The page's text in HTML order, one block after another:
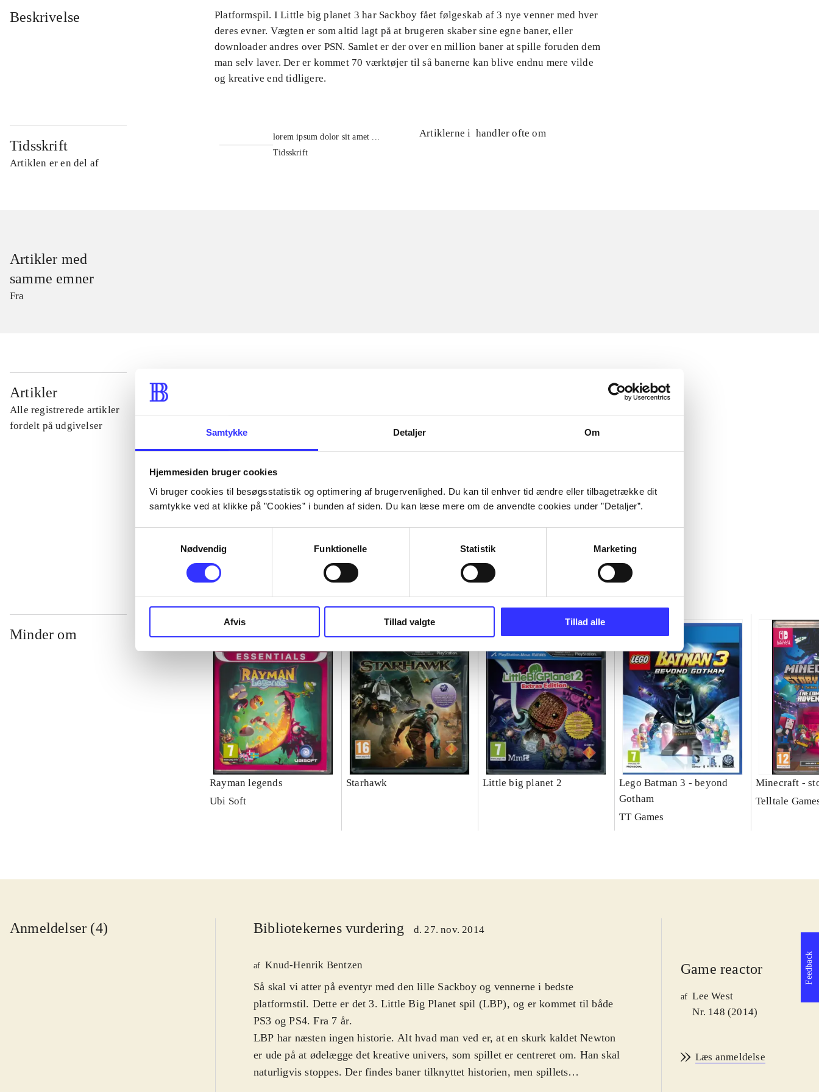
Samtykke Detaljer Om
Hjemmesiden bruger cookies
Vi bruger cookies til besøgsstatistik og optimering af brugervenlighed. Du kan til enhver tid ændre eller tilbagetrække dit
samtykke ved at klikke på ”Cookies” i bunden af siden. Du kan læse mere om de anvendte cookies under ”Detaljer”.
Nødvendig
Funktionelle Statistik Marketing
Afvis Tillad valgte Tillad alle
Beskrivelse
Platformspil. I Little big planet 3 har Sackboy fået følgeskab af 3 nye venner med hver
deres evner. Vægten er som altid lagt på at brugeren skaber sine egne baner, eller
downloader andres over PSN. Samlet er der over en million baner at spille foruden dem
man selv laver. Der er kommet 70 værktøjer til så banerne kan blive endnu mere vilde
og kreative end tidligere.
Tidsskrift
Artiklen er en del af
lorem ipsum dolor sit amet ...
Tidsskrift
Artiklerne i handler ofte om
Artikler med
samme emner
Fra
Artikler
Alle registrerede artikler
fordelt på udgivelser
...
Minder om
Rayman legends
Ubi Soft
Starhawk Little big planet 2
Lego Batman 3 - beyond
Gotham
TT Games
Minecraft -
Telltale
Anmeldelser (4) Bibliotekernes vurdering d. 27. nov. 2014
af Knud-Henrik Bentzen
Så skal vi atter på eventyr med den lille Sackboy og vennerne i bedste
platformstil. Dette er det 3. Little Big Planet spil (LBP), og er kommet til både
PS3 og PS4. Fra 7 år.
LBP har næsten ingen historie. Alt hvad man ved er, at en skurk kaldet Newton
er ude på at ødelægge det kreative univers, som spillet er centreret om. Han skal
naturligvis stoppes. Der findes baner tilknyttet historien, men spillets
Game reactor
af Lee West
Nr. 148 (2014)
Læs anmeldelse
Feedback